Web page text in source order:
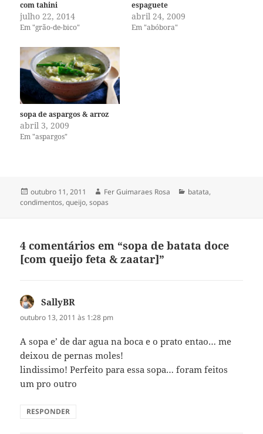
com tahini
julho 22, 2014
Em "grão-de-bico"
espaguete
abril 24, 2009
Em "abóbora"
sopa de aspargos & arroz
abril 3, 2009
Em "aspargos"
Publicado
em
outubro 11, 2011 Autor
Fer Guimaraes Rosa Categorias
batata,
condimentos,queijo,sopas
4 comentários em “sopa de batata doce
[com queijo feta & zaatar]”
SallyBR
outubro 13, 2011 às 1:28 pm
A sopa e’ de dar agua na boca e o prato entao… me
deixou de pernas moles!
lindissimo! Perfeito para essa sopa… foram feitos
um pro outro
RESPONDER